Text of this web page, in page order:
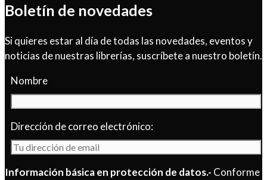
Boletín de novedades
Si quieres estar al día de todas las novedades, eventos y
noticias de nuestras librerías, suscríbete a nuestro boletín.
Nombre
Dirección de correo electrónico:
Información básica en protección de datos.- Conforme